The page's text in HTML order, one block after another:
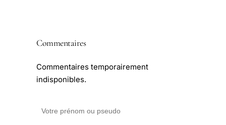
Commentaires
Commentaires temporairement
indisponibles.